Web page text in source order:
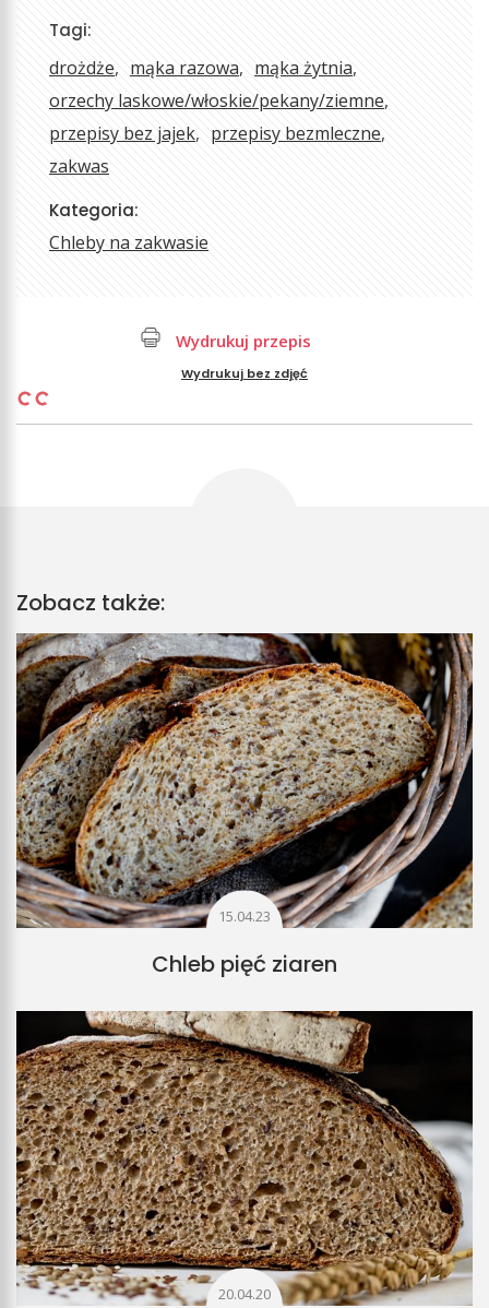
Tagi:
drożdże mąka razowa
mąka żytnia
orzechy laskowe/włoskie/pekany/ziemne
przepisy bez jajek
przepisy bezmleczne
zakwas
Kategoria:
Chleby na zakwasie
Wydrukuj przepis
Wydrukuj bez zdjęć
Zobacz także:
15.04.23
Chleb pięć ziaren
20.04.20